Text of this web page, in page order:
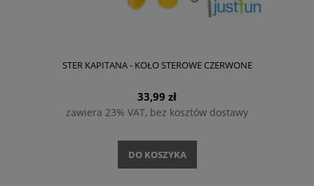
STER KAPITANA - KOŁO STEROWE CZERWONE
33,99 zł
zawiera 23% VAT, bez kosztów dostawy
DO KOSZYKA